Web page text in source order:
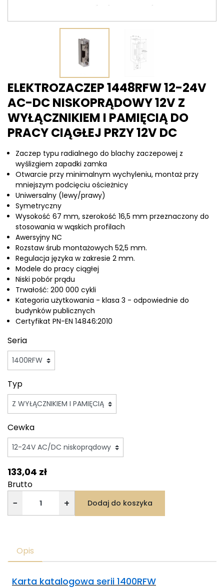
ELEKTROZACZEP 1448RFW 12-24V
AC-DC NISKOPRĄDOWY 12V Z
WYŁĄCZNIKIEM I PAMIĘCIĄ DO
PRACY CIĄGŁEJ PRZY 12V DC
Zaczep typu radialnego do blachy zaczepowej z
wyślizgiem zapadki zamka
Otwarcie przy minimalnym wychyleniu, montaż przy
mniejszym podcięciu ościeżnicy
Uniwersalny (lewy/prawy)
Symetryczny
Wysokość 67 mm, szerokość 16,5 mm przeznaczony do
stosowania w wąskich profilach
Awersyjny NC
Rozstaw śrub montażowych 52,5 mm.
Regulacja języka w zakresie 2 mm.
Modele do pracy ciągłej
Niski pobór prądu
Trwałość: 200 000 cykli
Kategoria użytkowania - klasa 3 - odpowiednie do
budynków publicznych
Certyfikat PN-EN 14846:2010
Seria
Typ
Cewka
133,04 zł
Brutto
− + Dodaj do koszyka
Opis
Karta katalogowa serii 1400RFW